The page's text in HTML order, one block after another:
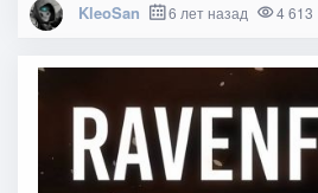
KleoSan 6 лет назад 4 613